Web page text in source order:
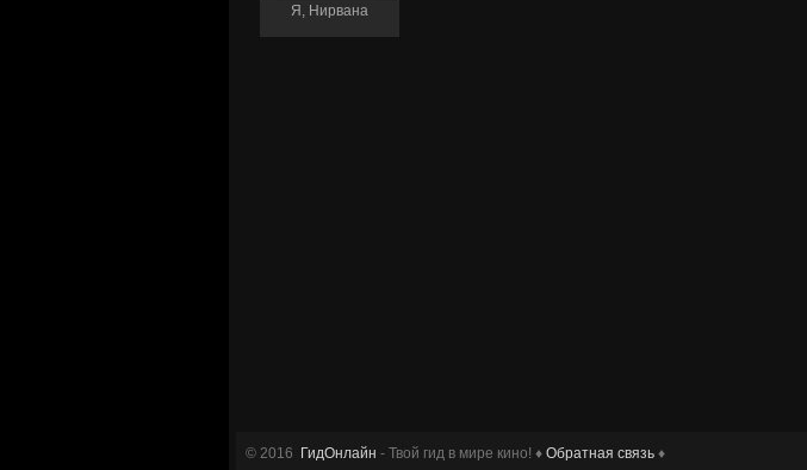
Я, Нирвана
© 2016 ГидОнлайн - Твой гид в мире кино! ♦ Обратная связь ♦